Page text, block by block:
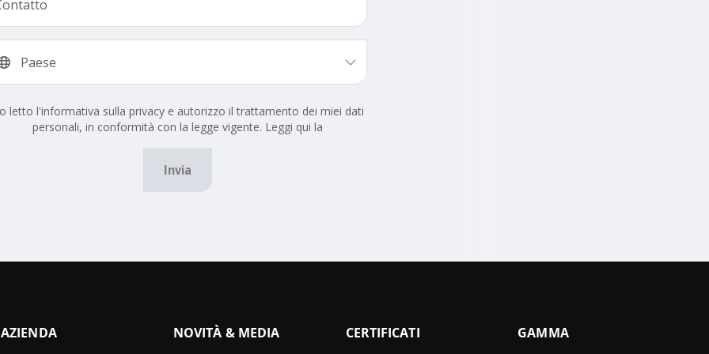
letto l'informativa sulla privacy e autorizzo il trattamento dei miei dati
personali, in conformità con la legge vigente. Leggi qui la
Invia
AZIENDA NOVITÀ & MEDIA CERTIFICATI GAMMA